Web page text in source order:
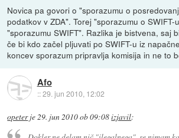
Novica pa govori o "sporazumu o
podatkov v ZDA". Torej "sporazumu o SWIFT-
"sporazumu SWIFT". Razlika je bistvena, saj
če bi kdo začel pljuvati po SWIFT-u iz
koncev sporazum pripravlja komisija in ne to
Afo
::29. jun 2010, 12:02
opeterje29. jun 2010 ob 09:08izjavil: